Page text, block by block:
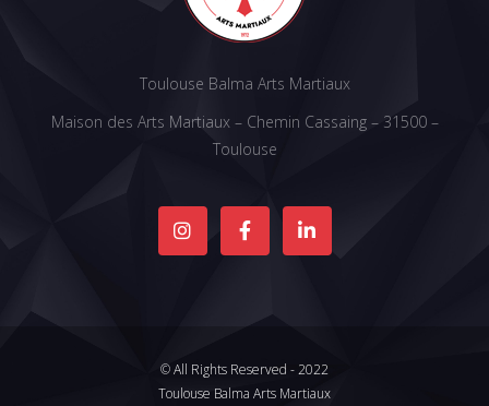
Toulouse Balma Arts Martiaux
Maison des Arts Martiaux – Chemin Cassaing – 31500 –
Toulouse
© All Rights Reserved - 2022
Toulouse Balma Arts Martiaux